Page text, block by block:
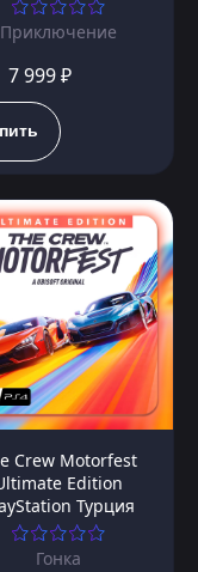
Приключение
7 999 ₽
Crew Motorfest
Edition
Турция
Гонка